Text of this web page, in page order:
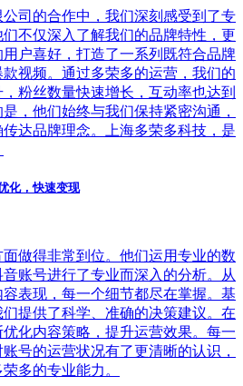
司的合作中，我们深刻感受到了专
不仅深入了解我们的品牌特性，更
户喜好，打造了一系列既符合品牌
视频。通过多荣多的运营，我们的
粉丝数量快速增长，互动率也达到
，他们始终与我们保持紧密沟通，
达品牌理念。上海多荣多科技，是
化，快速变现
面做得非常到位。他们运用专业的数
账号进行了专业而深入的分析。从
表现，每一个细节都尽在掌握。基
提供了科学、准确的决策建议。在
化内容策略，提升运营效果。每一
号的运营状况有了更清晰的认识，
多的专业能力。